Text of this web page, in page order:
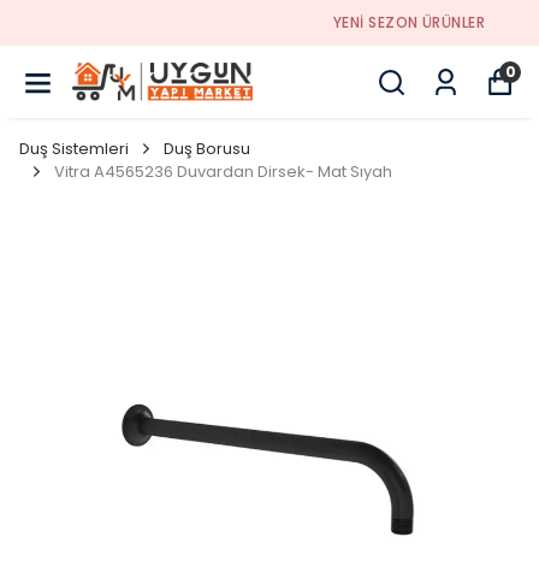
YENI SEZON ÜRÜNLER
0
Duş Sistemleri
Duş Borusu
Vitra A4565236 Duvardan Dirsek- Mat Sıyah